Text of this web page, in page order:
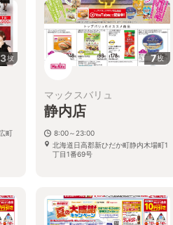
枚
町
7枚
マックスバリュ
静内店
8:00～23:00
北海道日高郡新ひだか町静内木場町1
丁目1番69号